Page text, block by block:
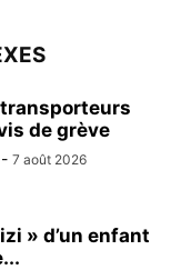
de grève
- 7 août 2026
» d’un enfant